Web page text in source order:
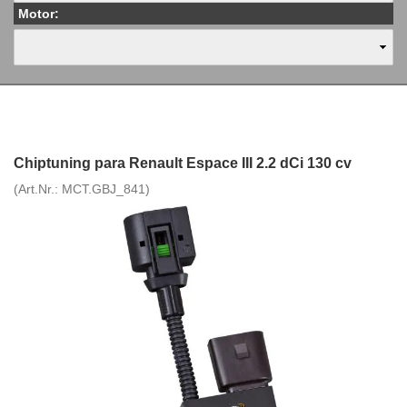
Motor:
Chiptuning para Renault Espace III 2.2 dCi 130 cv
(Art.Nr.: MCT.GBJ_841)